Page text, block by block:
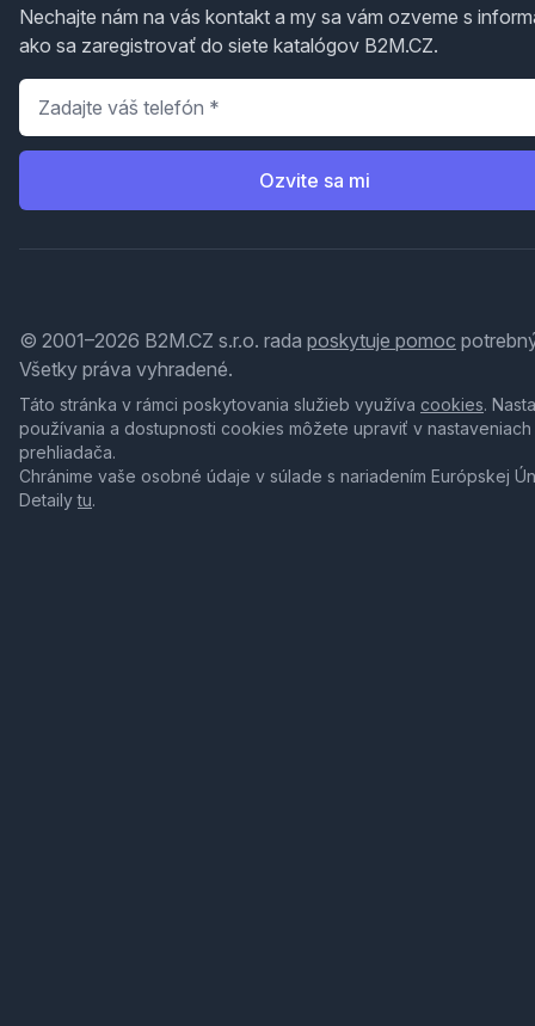
Nechajte nám na vás kontakt a my sa vám ozveme s
ako sa zaregistrovať do siete katalógov B2M.CZ.
Telefón
Ozvite sa mi
© 2001–2026 B2M.CZ s.r.o. rada poskytuje pomoc
Všetky práva vyhradené.
Táto stránka v rámci poskytovania služieb využíva cookies.
používania a dostupnosti cookies môžete upraviť v nastaveniach
prehliadača.
Chránime vaše osobné údaje v súlade s nariadením Európskej
Detailytu.